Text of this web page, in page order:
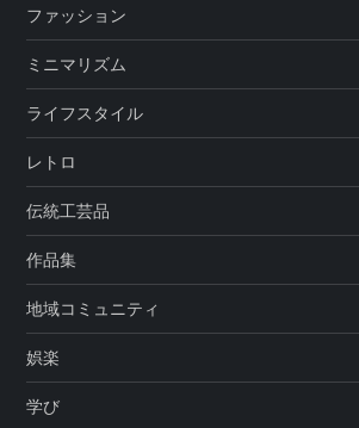
ファッション
ミニマリズム
ライフスタイル
レトロ
伝統工芸品
作品集
地域コミュニティ
娯楽
学び